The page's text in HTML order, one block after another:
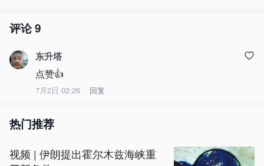
评论9
东升塔
点赞👍
7月2日 02:26 回复
热门推荐
视频 | 伊朗提出霍尔木兹海峡重